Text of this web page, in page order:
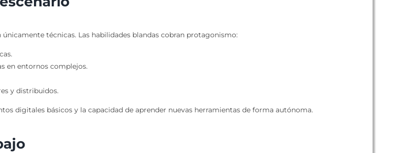
técnicas. Las habilidades blandas cobran protagonismo:
en entornos complejos.
y distribuidos.
digitales básicos y la capacidad de aprender nuevas herramientas de forma autónoma.